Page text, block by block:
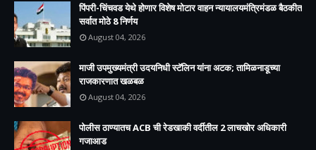
पिंपरी-चिंचवड येथे होणार विशेष मोटार वाहन न्यायालयमंत्रिमंडळ बैठकीत
सर्वात मोठे 8 निर्णय
August 04, 2026
माजी उपमुख्यमंत्री उदयनिधी स्टॅलिन यांना अटक; तामिळनाडूच्या
राजकारणात खळबळ
August 04, 2026
पोलीस ठाण्यातच ACB ची रेडखाकी वर्दीतील 2 लाचखोर अधिकारी
गजाआड